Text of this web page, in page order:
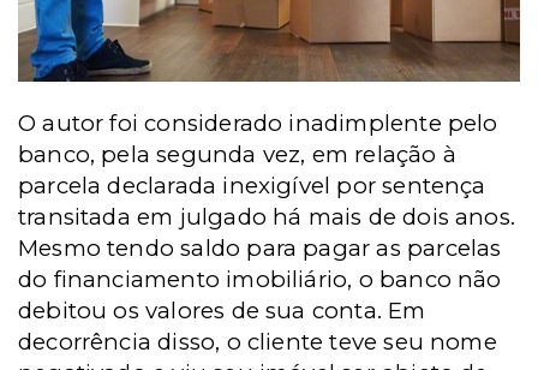
O autor foi considerado inadimplente pelo
banco, pela segunda vez, em relação à
parcela declarada inexigível por sentença
transitada em julgado há mais de dois anos.
Mesmo tendo saldo para pagar as parcelas
do financiamento imobiliário, o banco não
debitou os valores de sua conta. Em
decorrência disso, o cliente teve seu nome